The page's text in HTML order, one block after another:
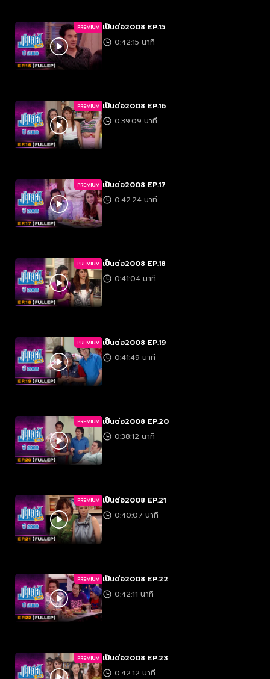
PREMIUM เป็นต่อ2008 EP.15
0:42:15 นาที
PREMIUM เป็นต่อ2008 EP.16
0:39:09 นาที
PREMIUM เป็นต่อ2008 EP.17
0:42:24 นาที
PREMIUM เป็นต่อ2008 EP.18
0:41:04 นาที
PREMIUM เป็นต่อ2008 EP.19
0:41:49 นาที
PREMIUM เป็นต่อ2008 EP.20
0:38:12 นาที
PREMIUM เป็นต่อ2008 EP.21
0:40:07 นาที
PREMIUM เป็นต่อ2008 EP.22
0:42:11 นาที
PREMIUM เป็นต่อ2008 EP.23
0:42:12 นาที